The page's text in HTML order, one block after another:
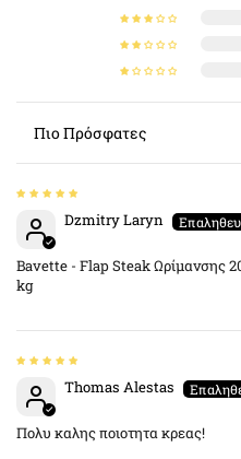
Sort by
Dzmitry Laryn
Bavette - Flap Steak Ωρίμανσης
kg
Thomas Alestas
Πολυ καλης ποιοτητα κρεας!